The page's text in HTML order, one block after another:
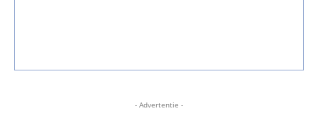
- Advertentie -